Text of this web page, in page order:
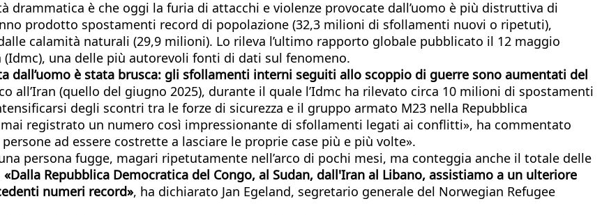
drammatica è che oggi la furia di attacchi e violenze provocate dall’uomo è più distruttiva di
prodotto spostamenti record di popolazione (32,3 milioni di sfollamenti nuovi o ripetuti),
calamità naturali (29,9 milioni). Lo rileva l’ultimo rapporto globale pubblicato il 12 maggio
(Idmc), una delle più autorevoli fonti di dati sul fenomeno.
dall’uomo è stata brusca: gli sfollamenti interni seguiti allo scoppio di guerre sono aumentati del
all’Iran (quello del giugno 2025), durante il quale l’Idmc ha rilevato circa 10 milioni di spostamenti
degli scontri tra le forze di sicurezza e il gruppo armato M23 nella Repubblica
registrato un numero così impressionante di sfollamenti legati ai conflitti», ha commentato
ad essere costrette a lasciare le proprie case più e più volte».
persona fugge, magari ripetutamente nell’arco di pochi mesi, ma conteggia anche il totale delle
«Dalla Repubblica Democratica del Congo, al Sudan, dall'Iran al Libano, assistiamo a un ulteriore
numeri record», ha dichiarato Jan Egeland, segretario generale del Norwegian Refugee